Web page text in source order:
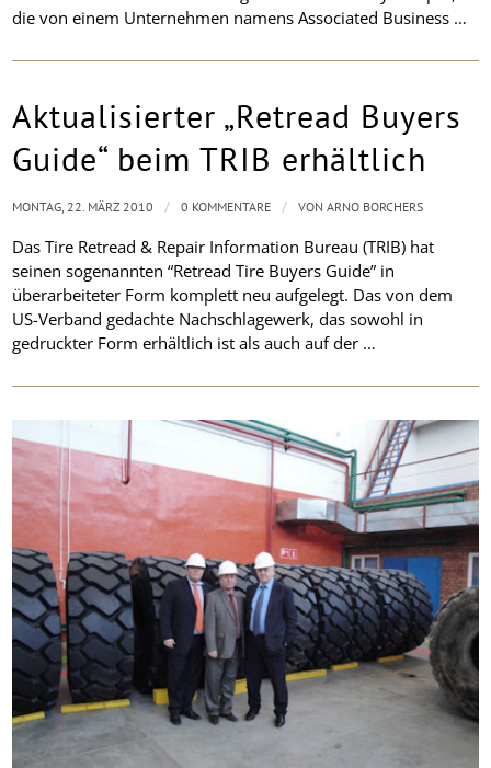
die von einem Unternehmen namens Associated Business …
Aktualisierter „Retread Buyers
Guide“ beim TRIB erhältlich
Das Tire Retread & Repair Information Bureau (TRIB) hat
seinen sogenannten “Retread Tire Buyers Guide” in
überarbeiteter Form komplett neu aufgelegt. Das von dem
US-Verband gedachte Nachschlagewerk, das sowohl in
gedruckter Form erhältlich ist als auch auf der …
MONTAG, 22. MÄRZ 2010 / 0 KOMMENTARE / VONARNO BORCHERS